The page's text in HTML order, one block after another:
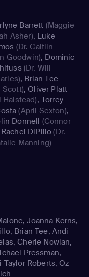
Barrett (Maggie
Asher), Luke
(Dr. Caitlin
Goodwin), Dominic
(Dr. Will
, Brian Tee
Scott),Oliver Platt
Halstead), Torrey
(April Sexton),
Donnell (Connor
Rachel DiPillo (Dr.
Manning)
Joanna Kerns,
Brian Tee, Andi
Cherie Nowlan,
Pressman,
Roberts, Oz